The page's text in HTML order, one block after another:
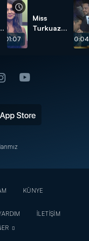
Miss
Turkuaz
KÜNYE
İLETİŞİM